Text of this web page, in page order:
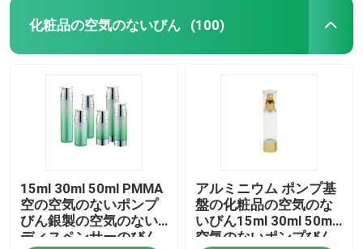
化粧品の空気のないびん (100)
15ml 30ml 50ml PMMA
空の空気のないポンプ
びん銀製の空気のない
ディスペンサーのびん
アルミニウム ポンプ基
盤の化粧品の空気のな
いびん15ml 30ml 50ml
空気のないポンプびん